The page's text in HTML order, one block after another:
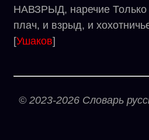
НАВЗРЫД, наречие Только
плач, и взрыд, и
[Ушаков]
© 2023-2026 Словарь